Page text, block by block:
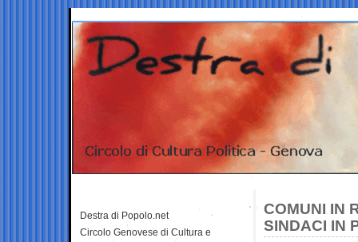
COMUNI IN
SINDACI IN
Destra di Popolo.net
Circolo Genovese di Cultura e